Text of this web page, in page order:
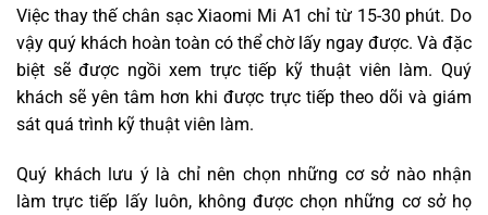
Việc thay thế chân sạc Xiaomi Mi A1 chỉ từ 15-30 phút. Do
vậy quý khách hoàn toàn có thể chờ lấy ngay được. Và đặc
biệt sẽ được ngồi xem trực tiếp kỹ thuật viên làm. Quý
khách sẽ yên tâm hơn khi được trực tiếp theo dõi và giám
sát quá trình kỹ thuật viên làm.
Quý khách lưu ý là chỉ nên chọn những cơ sở nào nhận
làm trực tiếp lấy luôn, không được chọn những cơ sở họ